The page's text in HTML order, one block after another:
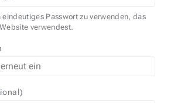
Passwort zu verwenden, das
verwendest.